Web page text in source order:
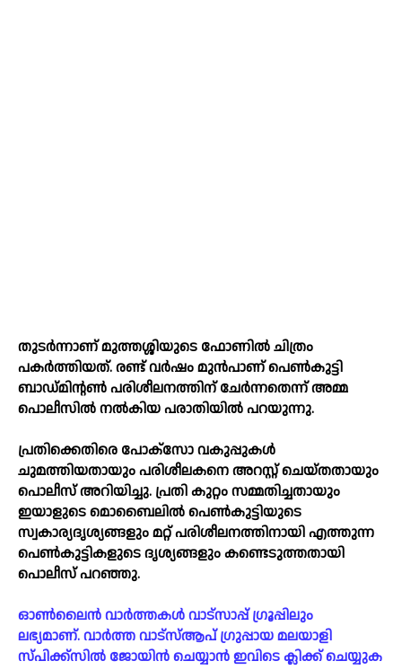
തുടര്‍ന്നാണ് മുത്തശ്ശിയുടെ ഫോണില്‍ ചിത്രം
പകര്‍ത്തിയത്. രണ്ട് വര്‍ഷം മുന്‍പാണ് പെണ്‍കുട്ടി
ബാഡ്മിന്റണ്‍ പരിശീലനത്തിന് ചേര്‍ന്നതെന്ന് അമ്മ
പൊലീസില്‍ നല്‍കിയ പരാതിയില്‍ പറയുന്നു.
പ്രതിക്കെതിരെ പോക്‌സോ വകുപ്പുകള്‍
ചുമത്തിയതായും പരിശീലകനെ അറസ്റ്റ് ചെയ്തതായും
പൊലീസ് അറിയിച്ചു. പ്രതി കുറ്റം സമ്മതിച്ചതായും
ഇയാളുടെ മൊബൈലില്‍ പെണ്‍കുട്ടിയുടെ
സ്വകാര്യദൃശ്യങ്ങളും മറ്റ് പരിശീലനത്തിനായി എത്തുന്ന
പെണ്‍കുട്ടികളുടെ ദൃശ്യങ്ങളും കണ്ടെടുത്തതായി
പൊലീസ് പറഞ്ഞു.
ഓൺലൈൻ വാർത്തകൾ വാട്സാപ്പ് ഗ്രൂപ്പിലും
ലഭ്യമാണ്. വാർത്ത വാട്സ്ആപ് ഗ്രുപ്പായ മലയാളി
സ്പിക്ക്സിൽ ജോയിൻ ചെയ്യാൻ ഇവിടെ ക്ലിക്ക് ചെയ്യുക